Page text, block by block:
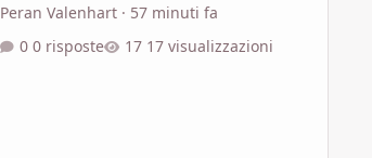
Peran Valenhart· 57 minuti fa
0 risposte
17 visualizzazioni